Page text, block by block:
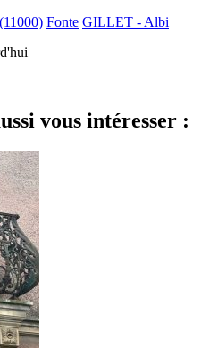
Fonte GILLET - Albi
vous intéresser :